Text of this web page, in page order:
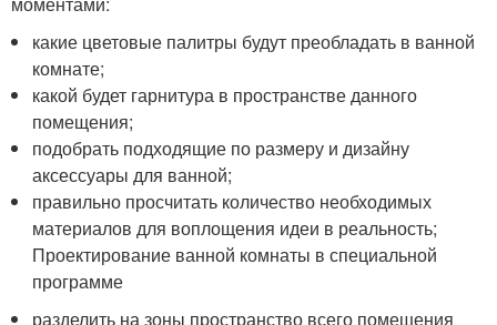
какие цветовые палитры будут преобладать в ванной
комнате;
какой будет гарнитура в пространстве данного
помещения;
подобрать подходящие по размеру и дизайну
аксессуары для ванной;
правильно просчитать количество необходимых
материалов для воплощения идеи в реальность;
Проектирование ванной комнаты в специальной
программе
разделить на зоны пространство всего помещения